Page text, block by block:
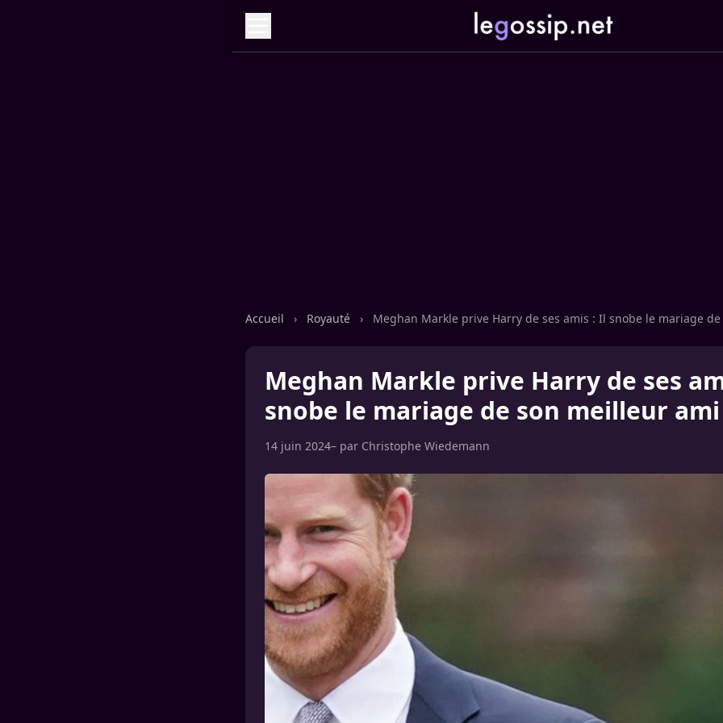
Accueil › Royauté › Meghan Markle prive Harry de ses amis : Il snobe le mariage
Meghan Markle prive Harry de ses
snobe le mariage de son meilleur ami
14 juin 2024– par Christophe Wiedemann